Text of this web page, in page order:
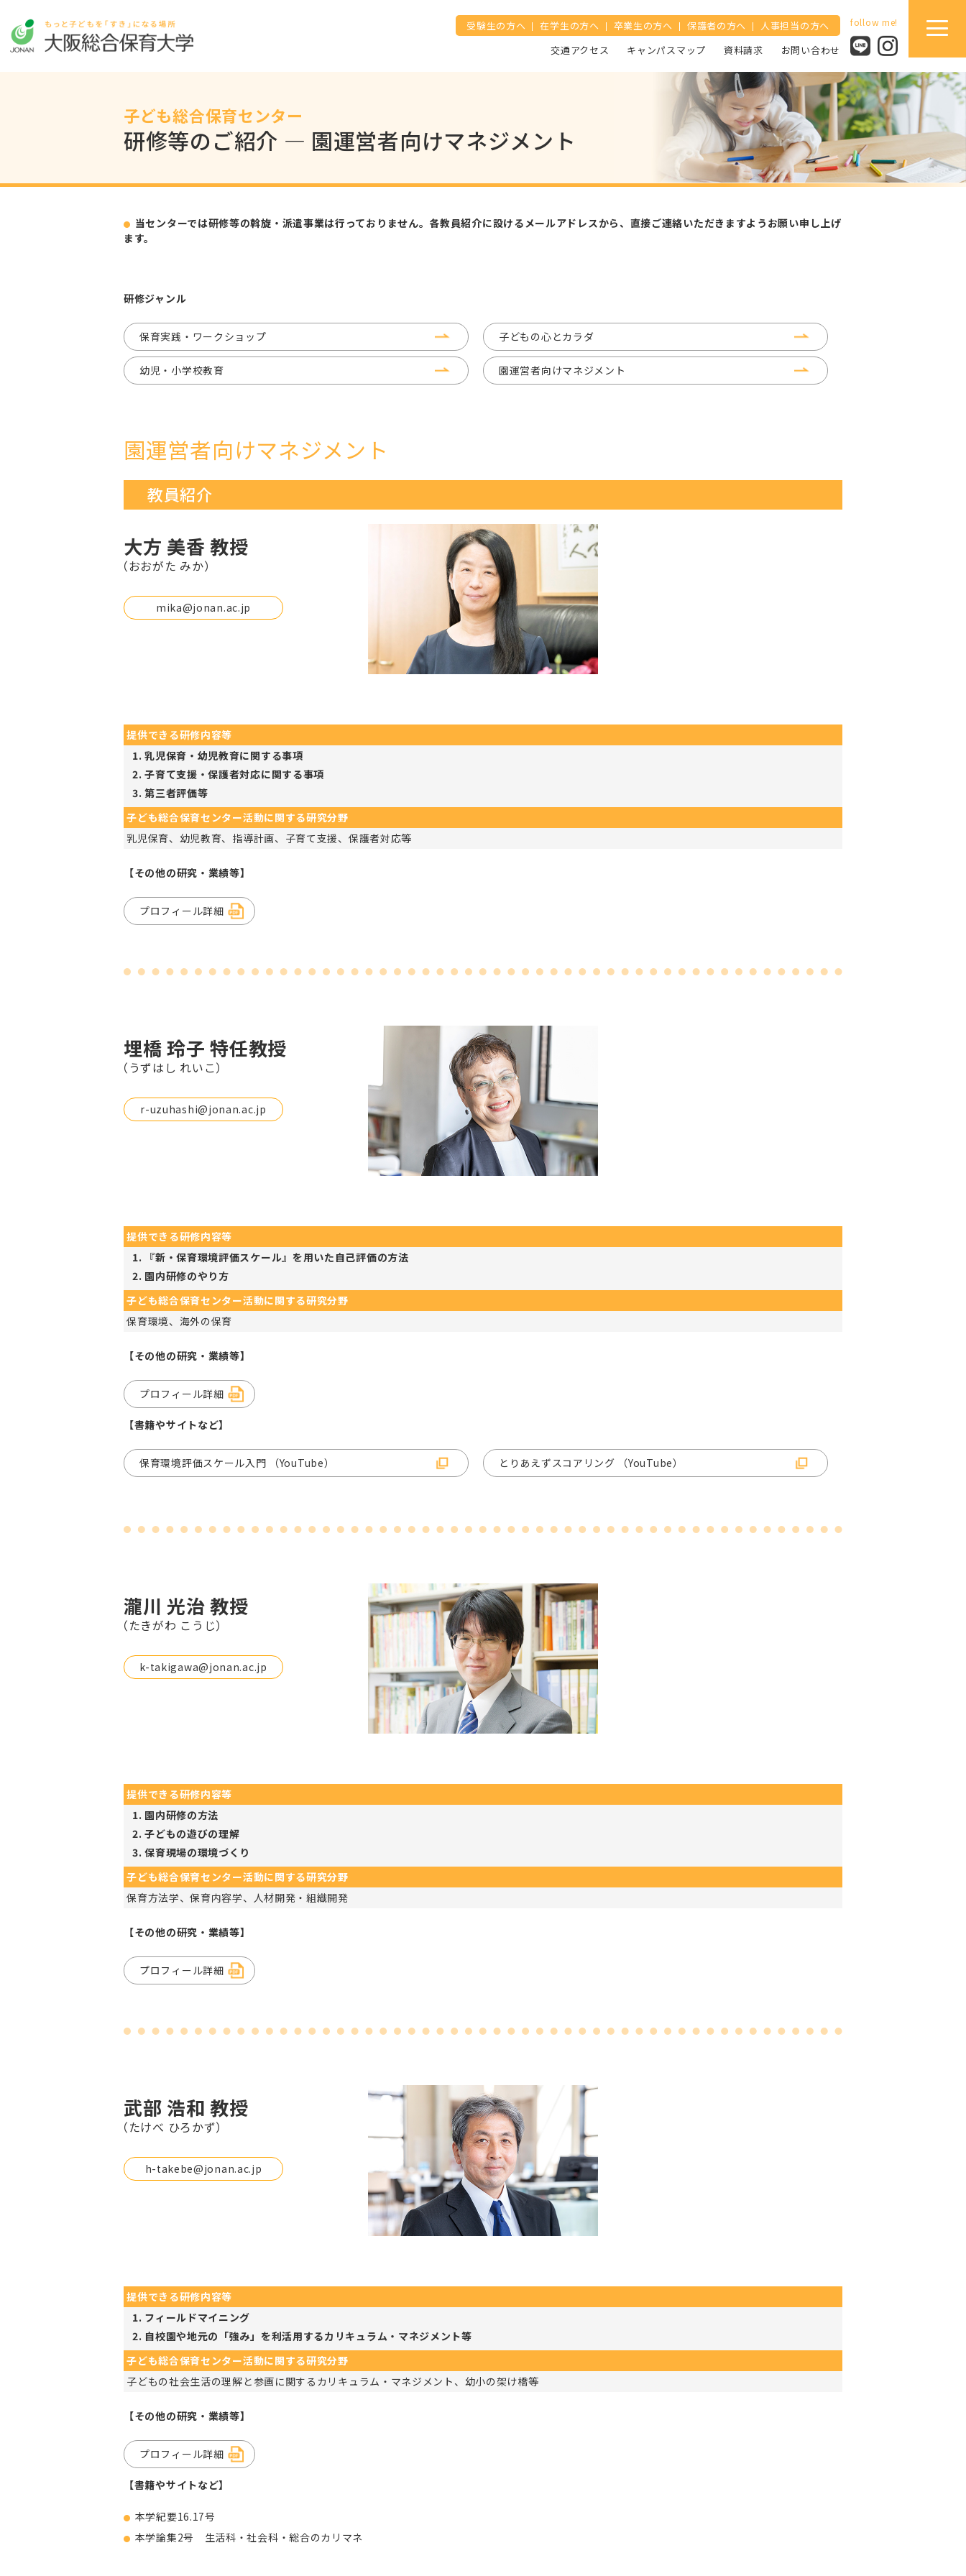
受験生の方へ 在学生の方へ 卒業生の方へ 保護者の方へ
人事担当の方へ
交通アクセス
キャンパスマップ 資料請求 お問い合わせ
子ども総合保育センター
研修等のご紹介 ― 園運営者向けマネジメント
当センターでは研修等の斡旋・派遣事業は行っておりません。各教員紹介に設けるメールアドレスから、直接ご連絡いただきますようお願い申し上げ
ます。
研修ジャンル
保育実践・ワークショップ 子どもの心とカラダ
幼児・小学校教育 園運営者向けマネジメント
園運営者向けマネジメント
教員紹介
大方 美香 教授
（おおがた みか）
mika@jonan.ac.jp
提供できる研修内容等
乳児保育・幼児教育に関する事項
子育て支援・保護者対応に関する事項
第三者評価等
子ども総合保育センター活動に関する研究分野
乳児保育、幼児教育、指導計画、子育て支援、保護者対応等
【その他の研究・業績等】
プロフィール詳細
埋橋 玲子 特任教授
（うずはし れいこ）
r-uzuhashi@jonan.ac.jp
提供できる研修内容等
『新・保育環境評価スケール』を用いた自己評価の方法
園内研修のやり方
子ども総合保育センター活動に関する研究分野
保育環境、海外の保育
【その他の研究・業績等】
プロフィール詳細
【書籍やサイトなど】
保育環境評価スケール入門 （YouTube） とりあえずスコアリング （YouTube）
瀧川 光治 教授
（たきがわ こうじ）
k-takigawa@jonan.ac.jp
提供できる研修内容等
園内研修の方法
子どもの遊びの理解
保育現場の環境づくり
子ども総合保育センター活動に関する研究分野
保育方法学、保育内容学、人材開発・組織開発
【その他の研究・業績等】
プロフィール詳細
武部 浩和 教授
（たけべ ひろかず）
h-takebe@jonan.ac.jp
提供できる研修内容等
フィールドマイニング
自校園や地元の「強み」を利活用するカリキュラム・マネジメント等
子ども総合保育センター活動に関する研究分野
子どもの社会生活の理解と参画に関するカリキュラム・マネジメント、幼小の架け橋等
【その他の研究・業績等】
プロフィール詳細
【書籍やサイトなど】
本学紀要16.17号
本学論集2号 生活科・社会科・総合のカリマネ